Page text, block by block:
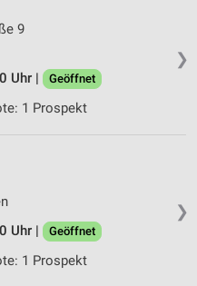
❯
9
Uhr |
Geöffnet
1 Prospekt
❯
Uhr |
Geöffnet
1 Prospekt
Auswahl von